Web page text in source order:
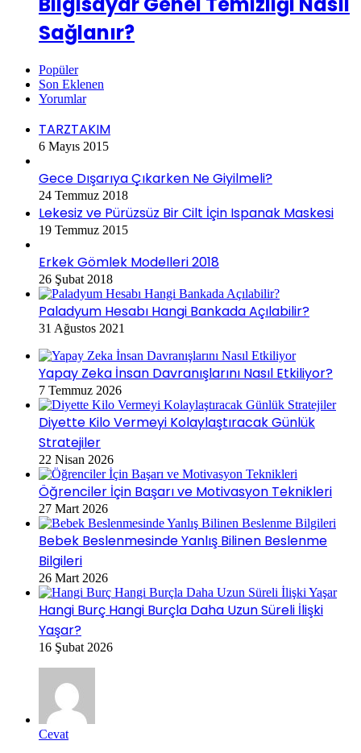
Sağlanır?
Popüler
Son Eklenen
Yorumlar
TARZTAKIM
6 Mayıs 2015
Gece Dışarıya Çıkarken Ne Giyilmeli?
24 Temmuz 2018
Lekesiz ve Pürüzsüz Bir Cilt İçin Ispanak Maskesi
19 Temmuz 2015
Erkek Gömlek Modelleri 2018
26 Şubat 2018
Paladyum Hesabı Hangi Bankada Açılabilir?
31 Ağustos 2021
Yapay Zeka İnsan Davranışlarını Nasıl Etkiliyor?
7 Temmuz 2026
Diyette Kilo Vermeyi Kolaylaştıracak Günlük
Stratejiler
22 Nisan 2026
Öğrenciler İçin Başarı ve Motivasyon Teknikleri
27 Mart 2026
Bebek Beslenmesinde Yanlış Bilinen Beslenme
Bilgileri
26 Mart 2026
Hangi Burç Hangi Burçla Daha Uzun Süreli İlişki
Yaşar?
16 Şubat 2026
Cevat